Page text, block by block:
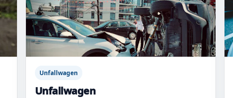
Unfallwagen
Unfallwagen